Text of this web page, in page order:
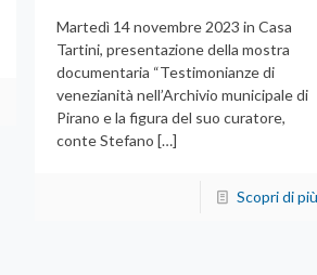
Martedì 14 novembre 2023 in Casa
Tartini, presentazione della mostra
documentaria “Testimonianze di
venezianità nell’Archivio municipale di
Pirano e la figura del suo curatore,
conte Stefano […]
Scopri di più